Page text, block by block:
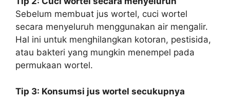
Sebelum membuat jus wortel, cuci wortel
secara menyeluruh menggunakan air mengalir.
Hal ini untuk menghilangkan kotoran, pestisida,
atau bakteri yang mungkin menempel pada
permukaan wortel.
Tip 3: Konsumsi jus wortel secukupnya